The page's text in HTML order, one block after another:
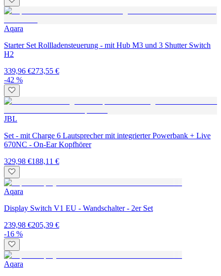
Aqara
Starter Set Rollladensteuerung - mit Hub M3 und 3 Shutter Switch
H2
339,96 €273,55 €
-42 %
JBL
Set - mit Charge 6 Lautsprecher mit integrierter Powerbank + Live
670NC - On-Ear Kopfhörer
329,98 €188,11 €
Aqara
Display Switch V1 EU - Wandschalter - 2er Set
239,98 €205,39 €
-16 %
Aqara